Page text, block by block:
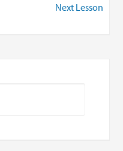
Next Lesson